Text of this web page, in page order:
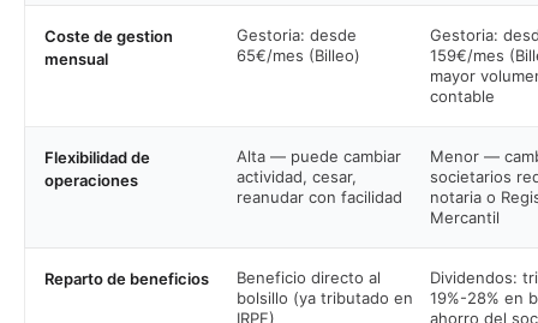
Coste de gestion
mensual
Gestoria: desde
65€/mes (Billeo)
Gestoria:
159€/mes
mayor
contable
Flexibilidad de
operaciones
Alta — puede cambiar
actividad, cesar,
reanudar con facilidad
Menor —
societarios
notaria o
Mercantil
Reparto de beneficios
Beneficio directo al
bolsillo (ya tributado en
IRPF)
Dividendos:
19%-28% en
ahorro del